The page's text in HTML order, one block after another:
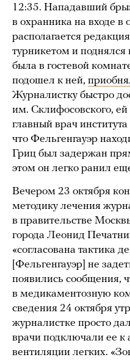
12:35. Нападавший
в охранника на входе в
располагается
турникетом и поднялся
была в гостевой
подошел к ней,
Журналистку быстро
им. Склифосовского,
главный врач
что Фельгенгауэр
Гриц был задержан
этом он легко ранил
Вечером 23 октября
методику лечения
в правительстве
города Леонид
«согласована тактика
[Фельгенгауэр] не
появились сообщения,
в медикаментозную
сведения 24 октября
журналистке просто
врачи подключали ее к
вентиляции легких.